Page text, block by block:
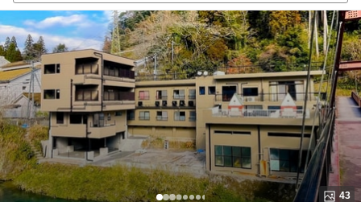
43